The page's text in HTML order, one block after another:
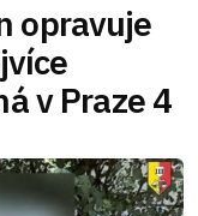
opravuje
v Praze 4